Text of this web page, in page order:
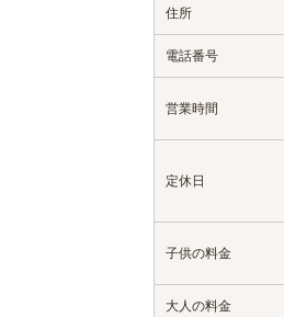
住所
電話番号
営業時間
定休日
子供の料金
大人の料金